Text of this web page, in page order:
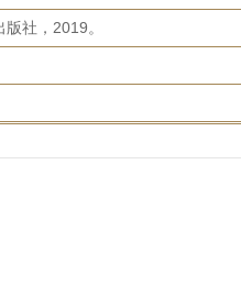
社，2019。